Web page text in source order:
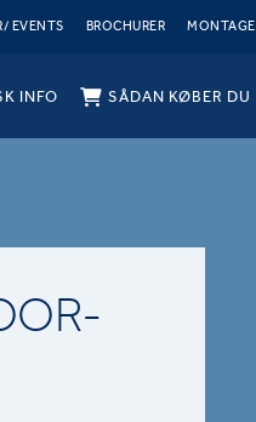
EVENTS BROCHURER MONTAGE
INFO SÅDAN KØBER DU